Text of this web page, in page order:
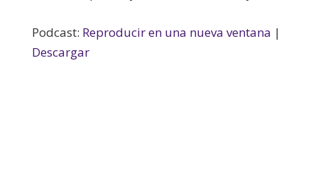
Podcast: Reproducir en una nueva ventana |
Descargar